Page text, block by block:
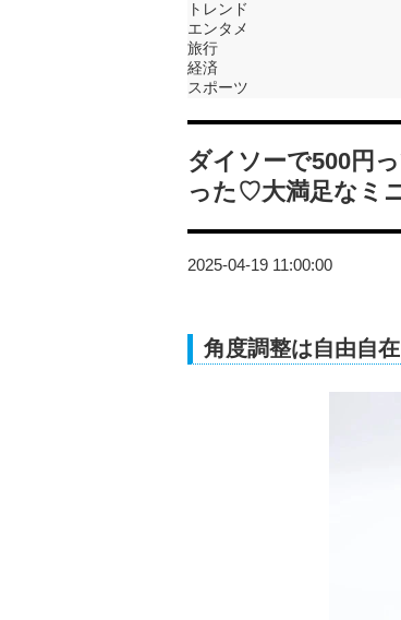
トレンド
エンタメ
旅行
経済
スポーツ
ダイソーで500円
った♡大満足なミ
2025-04-19 11:00:00
角度調整は自由自